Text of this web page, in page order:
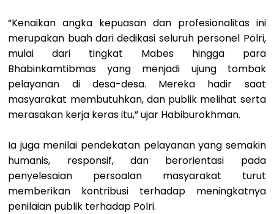
“Kenaikan angka kepuasan dan profesionalitas ini
merupakan buah dari dedikasi seluruh personel Polri,
mulai dari tingkat Mabes hingga para
Bhabinkamtibmas yang menjadi ujung tombak
pelayanan di desa-desa. Mereka hadir saat
masyarakat membutuhkan, dan publik melihat serta
merasakan kerja keras itu,” ujar Habiburokhman.
Ia juga menilai pendekatan pelayanan yang semakin
humanis, responsif, dan berorientasi pada
penyelesaian persoalan masyarakat turut
memberikan kontribusi terhadap meningkatnya
penilaian publik terhadap Polri.